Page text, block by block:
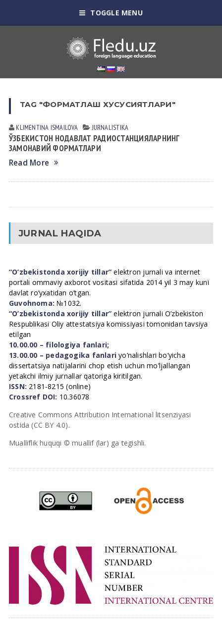
TOGGLE MENU
TAG "ФОРМАТЛАШ ХУСУСИЯТЛАРИ"
KLIMENTINA ISMАILOVА JURNALISTIKA
ЎЗБЕКИСТОН НОДАВЛАТ РАДИОСТАНЦИЯЛАРНИНГ
ЗАМОНАВИЙ ФОРМАТЛАРИ
Read More
JURNAL HAQIDA
“O’zbekistonda xorijiy tillar” elektron jurnali va internet
portali ommaviy axborot vositasi sifatida 2014 yil 3 may kuni
davlat ro’yxatidan o’tgan.
Guvohnoma: №1032.
“O’zbekistonda xorijiy tillar” elektron jurnali O’zbekiston
Respublikasi Oliy attestatsiya komissiyasi tomonidan tavsiya
etilgan
10.00.00 – filologiya fanlari;
13.00.00 – pedagogika fanlari yo’nalishlari bo’yicha
dissertatsiya natijalarini chop etish uchun mo’ljallangan
yetakchi ilmiy jurnallar qatoriga kiritilgan.
ISSN: 2181-8215 (online)
Crossref DOI: 10.36078
Creative Commons Attribution International litsenziyasi
ostida (CC BY 4.0).
Mualliflik huquqi © muallif (lar) ga tegishli.